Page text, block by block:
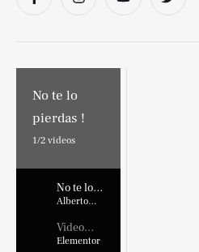
No te lo
pierdas !
1/2 videos
No te lo
pierdas !
Alberto
Video
Placehold
Elementor